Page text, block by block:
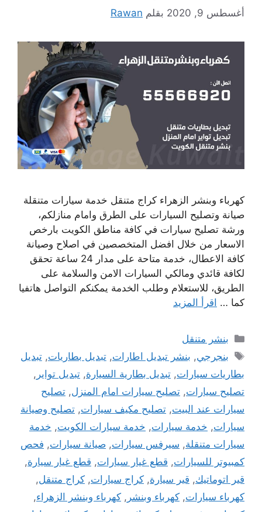
أغسطس 9, 2020 بقلم Rawan
كهرباء وبنشر الزهراء كراج متنقل خدمة سيارات متنقلة
صيانة وتصليح السيارات على الطرق وامام منازلكم،
ورشة تصليح سيارات في كافة مناطق الكويت بارخص
الاسعار من خلال افضل المتخصصين في اصلاح وصيانة
كافة الاعطال، خدمة متاحة على مدار 24 ساعة تحقق
لكافة قائدي ومالكي السيارات الامن والسلامة على
الطريق، للاستعلام وطلب الخدمة يمكنكم التواصل هاتفيا
كما … اقرأ المزيد
التصنيفات
بنشر متنقل
الوسوم
بنجرجي, بنشر تبديل اطارات,تبديل بطاريات,تبديل
بطاريات سيارات, تبديل بطارية السيارة, تبديل تواير ,
تصليح سيارات, تصليح سيارات امام المنزل, تصليح
سيارات عند البيت, تصليح مكيف سيارات, تصليح وصيانة
سيارات, خدمة سيارات, خدمة سيارات الكويت, خدمة
سيارات متنقلة, سيرفس سيارات, صيانة سيارات, فحص
كمبيوتر للسيارات, قطع غيار سيارات, قطع غيار سيارة,
قير اتوماتيك, قير سيارة, كراج سيارات, كراج متنقل,
كهرباء سيارات, كهرباء وبنشر , كهرباء وبنشر الزهراء,